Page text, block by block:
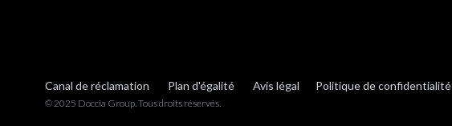
Canal de réclamation Plan d'égalité Avis légal Politique de confidentialité
© 2025 Doccia Group. Tous droits réservés.